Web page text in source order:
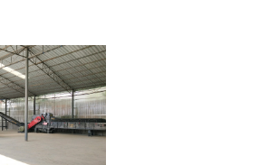
破碎机...